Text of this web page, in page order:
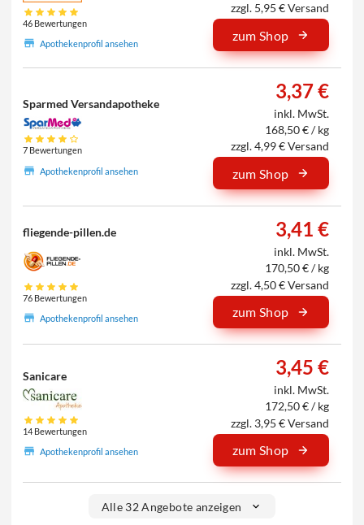
46 Bewertungen
Apothekenprofil ansehen
zzgl. 5,95 € Versand
zum Shop
Sparmed Versandapotheke
7 Bewertungen
Apothekenprofil ansehen
3,37 €
inkl. MwSt.
168,50 € / kg
zzgl. 4,99 € Versand
zum Shop
fliegende-pillen.de
76 Bewertungen
Apothekenprofil ansehen
3,41 €
inkl. MwSt.
170,50 € / kg
zzgl. 4,50 € Versand
zum Shop
Sanicare
14 Bewertungen
Apothekenprofil ansehen
3,45 €
inkl. MwSt.
172,50 € / kg
zzgl. 3,95 € Versand
zum Shop
Alle 32 Angebote anzeigen